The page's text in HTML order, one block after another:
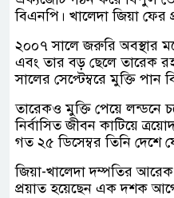
বিএনপি। খালেদা জিয়া ফের
২০০৭ সালে জরুরি অবস্থার
এবং তার বড় ছেলে তারেক
সালের সেপ্টেম্বরে মুক্তি পান
তারেকও মুক্তি পেয়ে লন্ডনে
নির্বাসিত জীবন কাটিয়ে
গত ২৫ ডিসেম্বর তিনি দেশে
জিয়া-খালেদা দম্পতির
প্রয়াত হয়েছেন এক দশক